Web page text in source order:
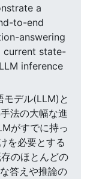
a
to-end
answering
current state-
inference
デル(LLM)と
法の大幅な進
がすでに持っ
を必要とする
のほとんどの
答えや推論の